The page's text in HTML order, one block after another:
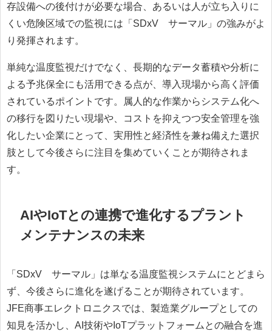
存設備への後付けが必要な場合、あるいは人が立ち入りに
くい危険区域での監視には「SDxV®サーマル」の強みがよ
り発揮されます。
単純な温度監視だけでなく、長期的なデータ蓄積や分析に
よる予兆保全にも活用できる点が、導入現場から高く評価
されているポイントです。属人的な作業からシステム化へ
の移行を図りたい現場や、コストを抑えつつ安全管理を強
化したい企業にとって、実用性と経済性を兼ね備えた選択
肢として今後さらに注目を集めていくことが期待されま
す。
AIやIoTとの連携で進化するプラント
メンテナンスの未来
「SDxV®サーマル」は単なる温度監視システムにとどまら
ず、今後さらに進化を遂げることが期待されています。
JFE商事エレクトロニクスでは、製造業グループとしての
知見を活かし、AI技術やIoTプラットフォームとの融合を進